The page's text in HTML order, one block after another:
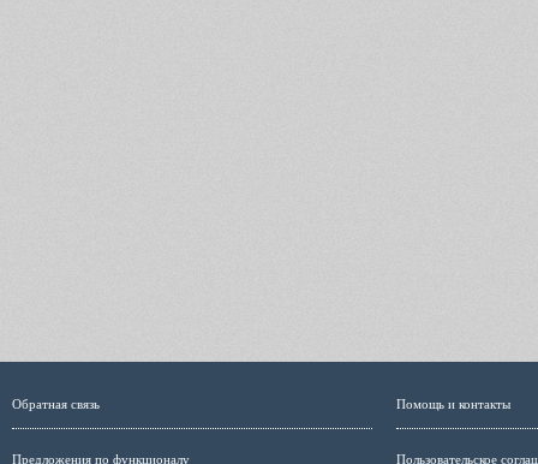
Обратная связь
Предложения по функционалу
Помощь и контакты
Пользовательское